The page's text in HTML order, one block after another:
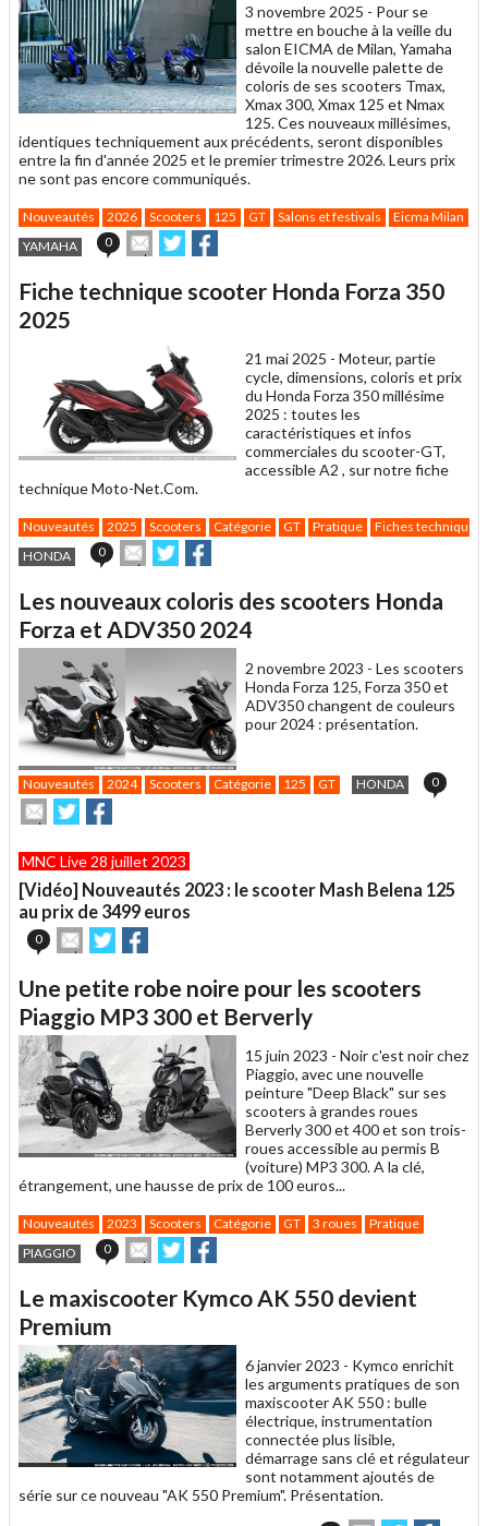
3 novembre 2025 - Pour se
mettre en bouche à la veille du
salon EICMA de Milan, Yamaha
dévoile la nouvelle palette de
coloris de ses scooters Tmax,
Xmax 300, Xmax 125 et Nmax
125. Ces nouveaux millésimes,
identiques techniquement aux précédents, seront disponibles
entre la fin d'année 2025 et le premier trimestre 2026. Leurs prix
ne sont pas encore communiqués.
Nouveautés 2026 Scooters 125 GT Salons et festivals
Eicma Milan
YAMAHA
0
Envoyer
cet
à
Partager
sur sur
Fiche technique scooter Honda Forza 350
2025
21 mai 2025 - Moteur, partie
cycle, dimensions, coloris et prix
du Honda Forza 350 millésime
2025 : toutes les
caractéristiques et infos
commerciales du scooter-GT,
accessible A2 , sur notre fiche
technique Moto-Net.Com.
Nouveautés 2025 Scooters Catégorie GT Pratique
Fiches techniques
HONDA
0
Envoyer
cet
à
un
ami
Partager
sur sur
Les nouveaux coloris des scooters Honda
Forza et ADV350 2024
2 novembre 2023 - Les scooters
Honda Forza 125, Forza 350 et
ADV350 changent de couleurs
pour 2024 : présentation.
Nouveautés 2024 Scooters Catégorie 125 GT HONDA 0
Envoyer
cet
à
un
ami
Partager
sur
sur
MNC Live 28 juillet 2023
[Vidéo] Nouveautés 2023 : le scooter Mash Belena 125
au prix de 3499 euros
0
Envoyer
cet
à
un
ami
Partager
sur sur
Une petite robe noire pour les scooters
Piaggio MP3 300 et Berverly
15 juin 2023 - Noir c'est noir chez
Piaggio, avec une nouvelle
peinture "Deep Black" sur ses
scooters à grandes roues
Berverly 300 et 400 et son trois-
roues accessible au permis B
(voiture) MP3 300. A la clé,
étrangement, une hausse de prix de 100 euros...
Nouveautés 2023 Scooters Catégorie GT 3 roues
Pratique
PIAGGIO
0
Envoyer
cet
à
Partager
sur sur
Le maxiscooter Kymco AK 550 devient
Premium
6 janvier 2023 - Kymco enrichit
les arguments pratiques de son
maxiscooter AK 550 : bulle
électrique, instrumentation
connectée plus lisible,
démarrage sans clé et régulateur
sont notamment ajoutés de
série sur ce nouveau "AK 550 Premium". Présentation.